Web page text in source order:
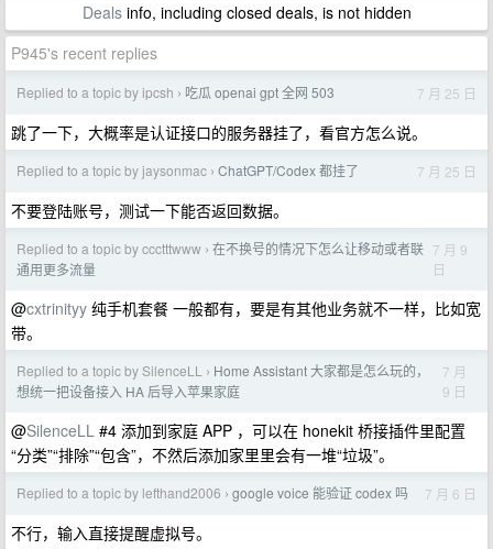
Dealsinfo, including closed deals, is not hidden
P945's recent replies
Replied to a topic by ipcsh › 吃瓜 openai gpt 全网 503 7 月 25 日
跳了一下，大概率是认证接口的服务器挂了，看官方怎么说。
Replied to a topic by jaysonmac › ChatGPT/Codex 都挂了 7 月 25 日
不要登陆账号，测试一下能否返回数据。
Replied to a topic by ccctttwww › 在不换号的情况下怎么让移动或者联
通用更多流量
7 月 9
日
@cxtrinityy 纯手机套餐 一般都有，要是有其他业务就不一样，比如宽
带。
Replied to a topic by SilenceLL › Home Assistant 大家都是怎么玩的，
想统一把设备接入 HA 后导入苹果家庭
7 月
9 日
@SilenceLL #4 添加到家庭 APP ，可以在 honekit 桥接插件里配置
“分类”“排除”“包含”，不然后添加家里里会有一堆“垃圾”。
Replied to a topic by lefthand2006 › google voice 能验证 codex 吗 7 月 6 日
不行，输入直接提醒虚拟号。